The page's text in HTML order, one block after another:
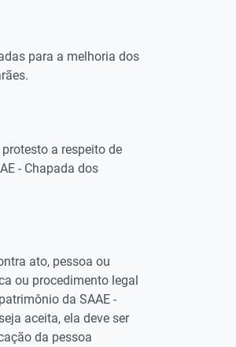
para a melhoria dos
a respeito de
- Chapada dos
ato, pessoa ou
ou procedimento legal
da SAAE -
aceita, ela deve ser
da pessoa